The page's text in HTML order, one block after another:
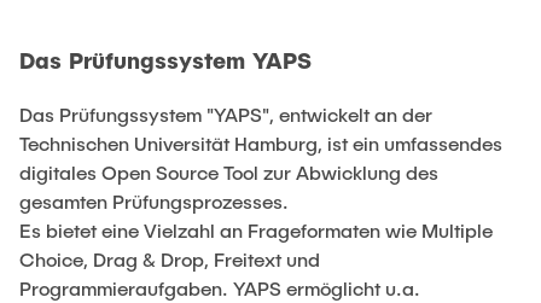
Das Prüfungssystem YAPS
Das Prüfungssystem "YAPS", entwickelt an der
Technischen Universität Hamburg, ist ein umfassendes
digitales Open Source Tool zur Abwicklung des
gesamten Prüfungsprozesses.
Es bietet eine Vielzahl an Frageformaten wie Multiple
Choice, Drag & Drop, Freitext und
Programmieraufgaben. YAPS ermöglicht u.a.